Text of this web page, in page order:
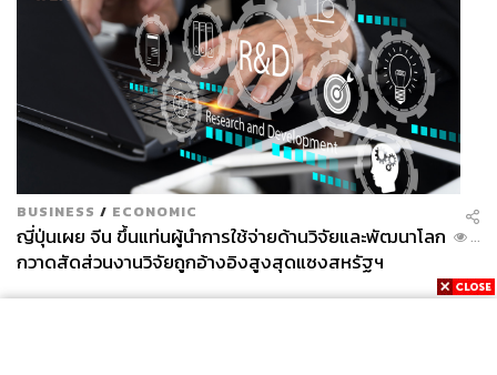
BUSINESS / ECONOMIC
ญี่ปุ่นเผย จีน ขึ้นแท่นผู้นำการใช้จ่ายด้านวิจัยและพัฒนาโลก
กวาดสัดส่วนงานวิจัยถูกอ้างอิงสูงสุดแซงสหรัฐฯ
...